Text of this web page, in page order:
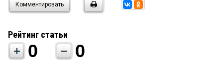
Комментировать
Рейтинг статьи
0 0